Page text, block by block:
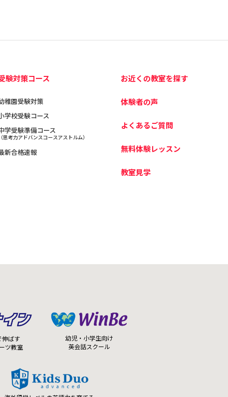
験対策コース
稚園受験対策
学校受験コース
学受験準備コース
（思考力アドバンスコースアストルム）
新合格速報
お近くの教室を探す
体験者の声
よくあるご質問
無料体験レッスン
教室見学
伸ばす
ツ教室
幼児・小学生向け
英会話スクール